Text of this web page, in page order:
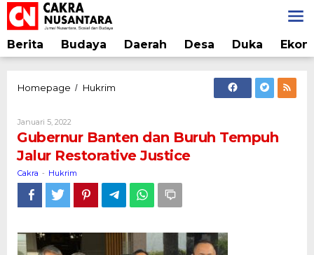
Lewati
ke
konten
Berita Budaya Daerah Desa Duka
Homepage / Hukrim
Tempuh
Jalur
Justice
Januari 5, 2022
Cakra
Gubernur Banten dan Buruh Tempuh
Jalur Restorative Justice
Cakra - Hukrim